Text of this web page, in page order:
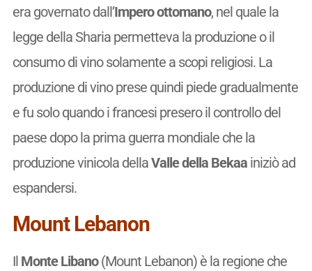
era governato dall’Impero ottomano, nel quale la
legge della Sharia permetteva la produzione o il
consumo di vino solamente a scopi religiosi. La
produzione di vino prese quindi piede gradualmente
e fu solo quando i francesi presero il controllo del
paese dopo la prima guerra mondiale che la
produzione vinicola dellaValle della Bekaainiziò ad
espandersi.
Mount Lebanon
Il Monte Libano(Mount Lebanon) è la regione che